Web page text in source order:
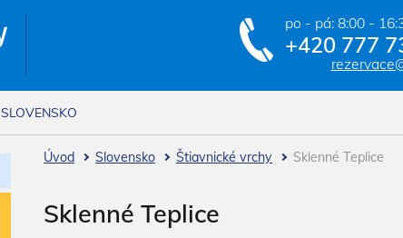
Úvod Slovensko Štiavnické vrchy Sklenné Teplice
Sklenné Teplice
po - pá: 8:00 -
+420 777
SLOVENSKO